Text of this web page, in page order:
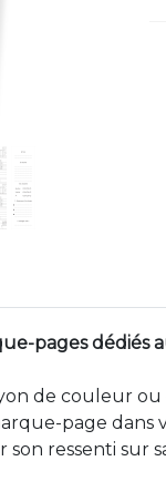
pages dédiés
de couleur
page
ressenti sur